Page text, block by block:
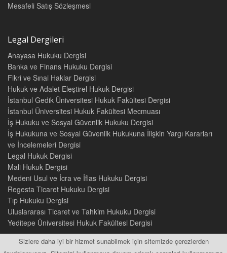
Sizlere daha iyi bir hizmet sunabilmek için sitemizde çerezlerden
Mesafeli Satış Sözleşmesi
Legal Dergileri
Anayasa Hukuku Dergisi
Banka ve Finans Hukuku Dergisi
Fikri ve Sınai Haklar Dergisi
Hukuk ve Adalet Eleştirel Hukuk Dergisi
İstanbul Gedik Üniversitesi Hukuk Fakültesi Dergisi
İstanbul Üniversitesi Hukuk Fakültesi Mecmuası
İş Hukuku ve Sosyal Güvenlik Hukuku Dergisi
İş Hukukuna ve Sosyal Güvenlik Hukukuna İlişkin Yargı Kararları
ve İncelemeleri Dergisi
Legal Hukuk Dergisi
Mali Hukuk Dergisi
Medeni Usul ve İcra ve İflas Hukuku Dergisi
Regesta Ticaret Hukuku Dergisi
Tıp Hukuku Dergisi
Uluslararası Ticaret ve Tahkim Hukuku Dergisi
Yeditepe Üniversitesi Hukuk Fakültesi Dergisi